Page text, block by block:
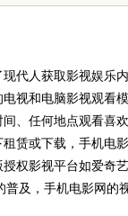
代人获取影视娱乐
视和电脑影视观看
、任何地点观看喜
赁或下载，手机电
权影视平台如爱奇
及，手机电影网